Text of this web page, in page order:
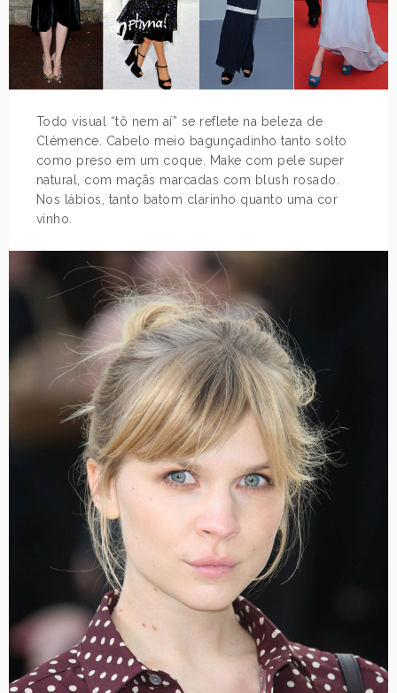
Todo visual “tô nem aí” se reflete na beleza de
Clémence. Cabelo meio bagunçadinho tanto solto
como preso em um coque. Make com pele super
natural, com maçãs marcadas com blush rosado.
Nos lábios, tanto batom clarinho quanto uma cor
vinho.